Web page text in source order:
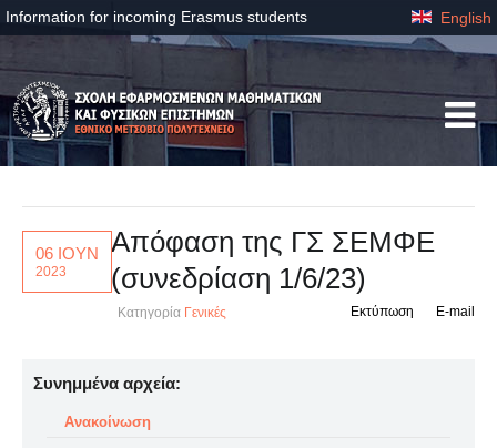
Information for incoming Erasmus students English
06 ΙΟΥΝ
2023
Απόφαση της ΓΣ ΣΕΜΦΕ
(συνεδρίαση 1/6/23)
Κατηγορία Γενικές E-mail
Εκτύπωση
Συνημμένα αρχεία:
Ανακοίνωση